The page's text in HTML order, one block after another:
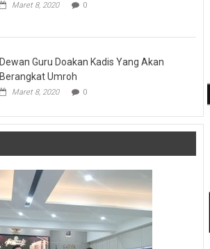
Maret 8, 2020 0
Dewan Guru Doakan Kadis Yang Akan
Berangkat Umroh
Maret 8, 2020 0